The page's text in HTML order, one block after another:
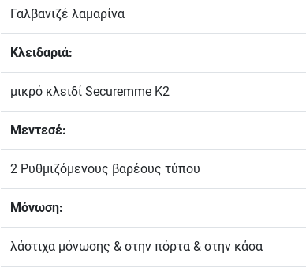
Γαλβανιζέ λαμαρίνα
Κλειδαριά:
μικρό κλειδί Securemme K2
Μεντεσέ:
2 Ρυθμιζόμενους βαρέους τύπου
Μόνωση:
λάστιχα μόνωσης & στην πόρτα & στην κάσα